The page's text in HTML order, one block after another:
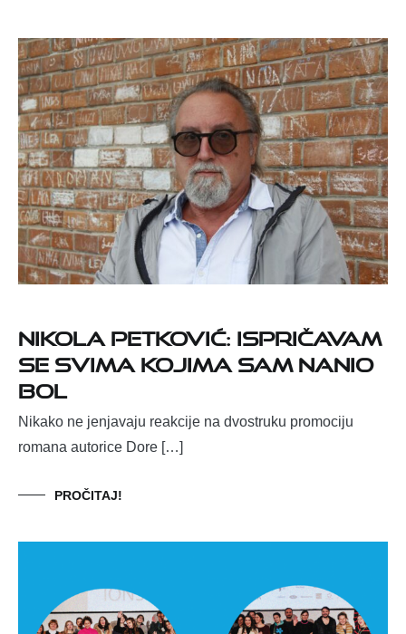
Nikola Petković: Ispričavam
se svima kojima sam nanio
bol
Nikako ne jenjavaju reakcije na dvostruku promociju
romana autorice Dore […]
PROČITAJ!